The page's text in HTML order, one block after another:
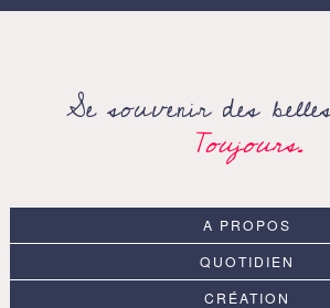
Se souvenir des
Toujours.
A PROPOS
QUOTIDIEN
CRÉATION